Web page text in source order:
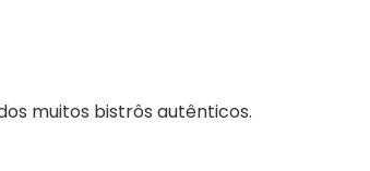
muitos bistrôs autênticos.